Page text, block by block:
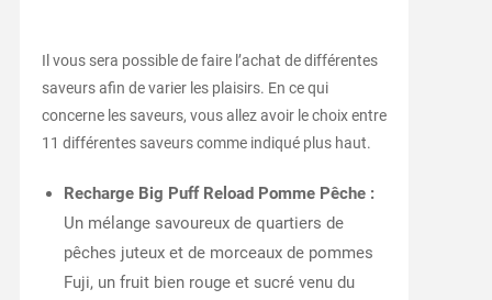
Il vous sera possible de faire l’achat de différentes
saveurs afin de varier les plaisirs. En ce qui
concerne les saveurs, vous allez avoir le choix entre
11 différentes saveurs comme indiqué plus haut.
Recharge Big Puff Reload Pomme Pêche :
Un mélange savoureux de quartiers de
pêches juteux et de morceaux de pommes
Fuji, un fruit bien rouge et sucré venu du